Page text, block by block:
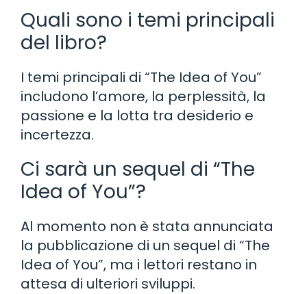
Quali sono i temi principali
del libro?
I temi principali di “The Idea of You”
includono l’amore, la perplessità, la
passione e la lotta tra desiderio e
incertezza.
Ci sarà un sequel di “The
Idea of You”?
Al momento non è stata annunciata
la pubblicazione di un sequel di “The
Idea of You”, ma i lettori restano in
attesa di ulteriori sviluppi.